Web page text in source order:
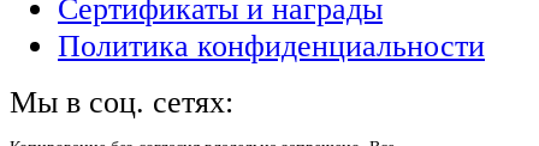
Сертификаты и награды
Политика конфиденциальности
Мы в соц. сетях: